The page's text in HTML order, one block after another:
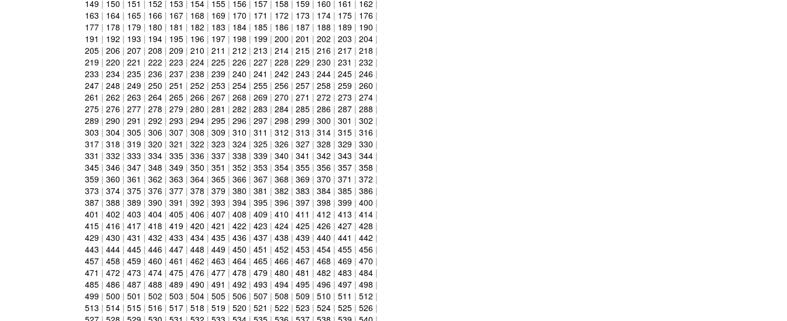
149| 150 | 151 | 152 | 153 | 154| 155| 156| 157| 158 | 159| 160 | 161 | 162 |
163 | 164| 165| 166| 167| 168 | 169| 170 | 171 | 172 | 173 | 174| 175| 176|
177| 178 | 179| 180 | 181 | 182 | 183 | 184| 185| 186| 187| 188 | 189| 190 |
191 | 192 | 193 | 194| 195| 196| 197| 198 | 199| 200 | 201 | 202 | 203 | 204|
205| 206| 207| 208 | 209| 210 | 211 | 212 | 213 | 214| 215| 216| 217| 218 |
219| 220 | 221 | 222 | 223 | 224| 225| 226| 227| 228 | 229| 230 | 231 | 232 |
233 | 234| 235| 236| 237| 238 | 239| 240 | 241 | 242 | 243 | 244| 245| 246|
247| 248 | 249| 250 | 251 | 252 | 253 | 254| 255| 256| 257| 258 | 259| 260 |
261 | 262 | 263 | 264| 265| 266| 267| 268 | 269| 270 | 271 | 272 | 273 | 274|
275| 276| 277| 278 | 279| 280 | 281 | 282 | 283 | 284| 285| 286| 287| 288 |
289| 290 | 291 | 292 | 293 | 294| 295| 296| 297| 298 | 299| 300 | 301 | 302 |
303 | 304| 305| 306| 307| 308 | 309| 310 | 311 | 312 | 313 | 314| 315| 316|
317| 318 | 319| 320 | 321 | 322 | 323 | 324| 325| 326| 327| 328 | 329| 330 |
331 | 332 | 333 | 334| 335| 336| 337| 338 | 339| 340 | 341 | 342 | 343 | 344|
345| 346| 347| 348 | 349| 350 | 351 | 352 | 353 | 354| 355| 356| 357| 358 |
359| 360 | 361 | 362 | 363 | 364| 365| 366| 367| 368 | 369| 370 | 371 | 372 |
373 | 374| 375| 376| 377| 378 | 379| 380 | 381 | 382 | 383 | 384| 385| 386|
387| 388 | 389| 390 | 391 | 392 | 393 | 394| 395| 396| 397| 398 | 399| 400 |
401 | 402 | 403 | 404| 405| 406| 407| 408 | 409| 410 | 411 | 412 | 413 | 414|
415| 416| 417| 418 | 419| 420 | 421 | 422 | 423 | 424| 425| 426| 427| 428 |
429| 430 | 431 | 432 | 433 | 434| 435| 436| 437| 438 | 439| 440 | 441 | 442 |
443 | 444| 445| 446| 447| 448 | 449| 450 | 451 | 452 | 453 | 454| 455| 456|
457| 458 | 459| 460 | 461 | 462 | 463 | 464| 465| 466| 467| 468 | 469| 470 |
471 | 472 | 473 | 474| 475| 476| 477| 478 | 479| 480 | 481 | 482 | 483 | 484|
485| 486| 487| 488 | 489| 490 | 491 | 492 | 493 | 494| 495| 496| 497| 498 |
499| 500 | 501 | 502 | 503 | 504| 505| 506| 507| 508 | 509| 510 | 511 | 512 |
513 | 514| 515| 516| 517| 518 | 519| 520 | 521 | 522 | 523 | 524| 525| 526|